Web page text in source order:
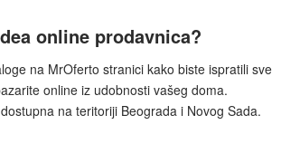
online prodavnica?
na MrOferto stranici kako biste ispratili sve
online iz udobnosti vašeg doma.
na teritoriji Beograda i Novog Sada.